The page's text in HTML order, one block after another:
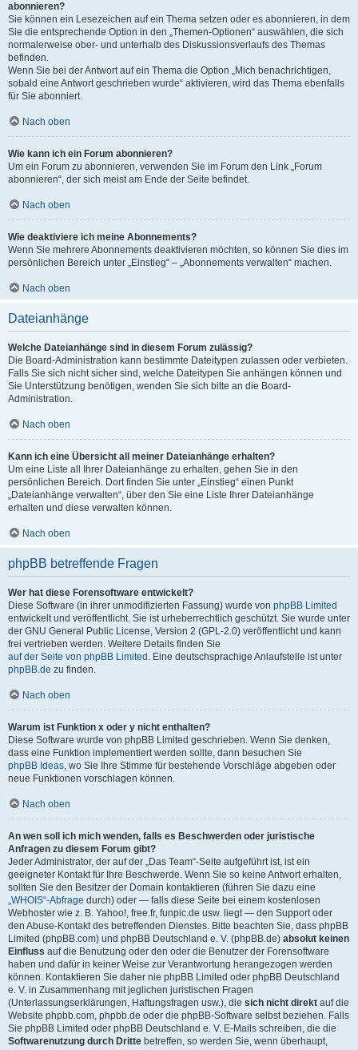
abonnieren?
Sie können ein Lesezeichen auf ein Thema setzen oder es abonnieren, in dem
Sie die entsprechende Option in den „Themen-Optionen“ auswählen, die sich
normalerweise ober- und unterhalb des Diskussionsverlaufs des Themas
befinden.
Wenn Sie bei der Antwort auf ein Thema die Option „Mich benachrichtigen,
sobald eine Antwort geschrieben wurde“ aktivieren, wird das Thema ebenfalls
für Sie abonniert.
Nach oben
Wie kann ich ein Forum abonnieren?
Um ein Forum zu abonnieren, verwenden Sie im Forum den Link „Forum
abonnieren“, der sich meist am Ende der Seite befindet.
Nach oben
Wie deaktiviere ich meine Abonnements?
Wenn Sie mehrere Abonnements deaktivieren möchten, so können Sie dies im
persönlichen Bereich unter „Einstieg“ – „Abonnements verwalten“ machen.
Nach oben
Dateianhänge
Welche Dateianhänge sind in diesem Forum zulässig?
Die Board-Administration kann bestimmte Dateitypen zulassen oder verbieten.
Falls Sie sich nicht sicher sind, welche Dateitypen Sie anhängen können und
Sie Unterstützung benötigen, wenden Sie sich bitte an die Board-
Administration.
Nach oben
Kann ich eine Übersicht all meiner Dateianhänge erhalten?
Um eine Liste all Ihrer Dateianhänge zu erhalten, gehen Sie in den
persönlichen Bereich. Dort finden Sie unter „Einstieg“ einen Punkt
„Dateianhänge verwalten“, über den Sie eine Liste Ihrer Dateianhänge
erhalten und diese verwalten können.
Nach oben
phpBB betreffende Fragen
Wer hat diese Forensoftware entwickelt?
Diese Software (in ihrer unmodifizierten Fassung) wurde von phpBB Limited
entwickelt und veröffentlicht. Sie ist urheberrechtlich geschützt. Sie wurde unter
der GNU General Public License, Version 2 (GPL-2.0) veröffentlicht und kann
frei vertrieben werden. Weitere Details finden Sie
auf der Seite von phpBB Limited . Eine deutschsprachige Anlaufstelle ist unter
phpBB.de zu finden.
Nach oben
Warum ist Funktion x oder y nicht enthalten?
Diese Software wurde von phpBB Limited geschrieben. Wenn Sie denken,
dass eine Funktion implementiert werden sollte, dann besuchen Sie
phpBB Ideas, wo Sie Ihre Stimme für bestehende Vorschläge abgeben oder
neue Funktionen vorschlagen können.
Nach oben
An wen soll ich mich wenden, falls es Beschwerden oder juristische
Anfragen zu diesem Forum gibt?
Jeder Administrator, der auf der „Das Team“-Seite aufgeführt ist, ist ein
geeigneter Kontakt für Ihre Beschwerde. Wenn Sie so keine Antwort erhalten,
sollten Sie den Besitzer der Domain kontaktieren (führen Sie dazu eine
„WHOIS“-Abfrage durch) oder — falls diese Seite bei einem kostenlosen
Webhoster wie z. B. Yahoo!, free.fr, funpic.de usw. liegt — den Support oder
den Abuse-Kontakt des betreffenden Dienstes. Bitte beachten Sie, dass phpBB
Limited (phpBB.com) und phpBB Deutschland e. V. (phpBB.de) absolut keinen
Einfluss auf die Benutzung oder den oder die Benutzer der Forensoftware
haben und dafür in keiner Weise zur Verantwortung herangezogen werden
können. Kontaktieren Sie daher nie phpBB Limited oder phpBB Deutschland
e. V. in Zusammenhang mit jeglichen juristischen Fragen
(Unterlassungserklärungen, Haftungsfragen usw.), die sich nicht direkt auf die
Website phpbb.com, phpbb.de oder die phpBB-Software selbst beziehen. Falls
Sie phpBB Limited oder phpBB Deutschland e. V. E-Mails schreiben, die die
Softwarenutzung durch Dritte betreffen, so werden Sie, wenn überhaupt,